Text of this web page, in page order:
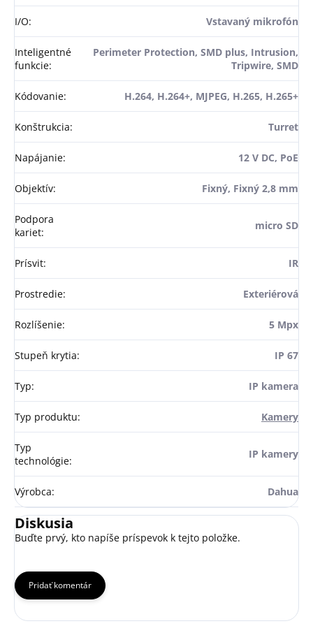
I/O: Vstavaný mikrofón
Inteligentné
funkcie:
Perimeter Protection, SMD plus, Intrusion,
Tripwire, SMD
Kódovanie: H.264, H.264+, MJPEG, H.265, H.265+
Konštrukcia: Turret
Napájanie: 12 V DC, PoE
Objektív: Fixný, Fixný 2,8 mm
Podpora
kariet:
micro SD
Prísvit: IR
Prostredie: Exteriérová
Rozlíšenie: 5 Mpx
Stupeň krytia: IP 67
Typ: IP kamera
Typ produktu: Kamery
Typ
technológie:
IP kamery
Výrobca: Dahua
Diskusia
Buďte prvý, kto napíše príspevok k tejto položke.
Pridať komentár